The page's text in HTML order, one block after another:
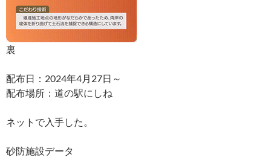
裏
配布日：2024年4月27日～
配布場所：道の駅にしね
ネットで入手した。
砂防施設データ